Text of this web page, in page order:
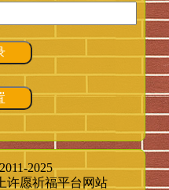
2025
许愿祈福平台网站